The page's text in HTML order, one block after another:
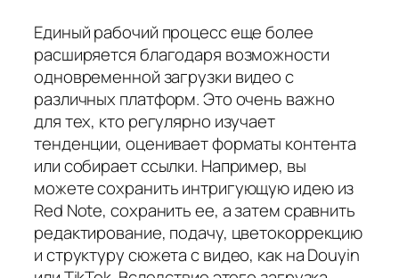
Единый рабочий процесс еще более
расширяется благодаря возможности
одновременной загрузки видео с
различных платформ. Это очень важно
для тех, кто регулярно изучает
тенденции, оценивает форматы контента
или собирает ссылки. Например, вы
можете сохранить интригующую идею из
Red Note, сохранить ее, а затем сравнить
редактирование, подачу, цветокоррекцию
и структуру сюжета с видео, как на Douyin